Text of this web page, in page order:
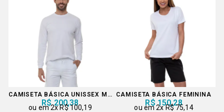
CAMISETA BÁSICA UNISSEX MANGA LONGA
R$ 200,38
2xR$ 100,19
CAMISETA BÁSICA FEMININA
R$ 150,28
2xR$ 75,14